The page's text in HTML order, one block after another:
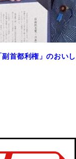
首都利権」のおいし